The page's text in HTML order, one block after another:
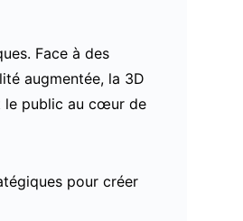
Face à des
augmentée, la 3D
le public au cœur de
pour créer